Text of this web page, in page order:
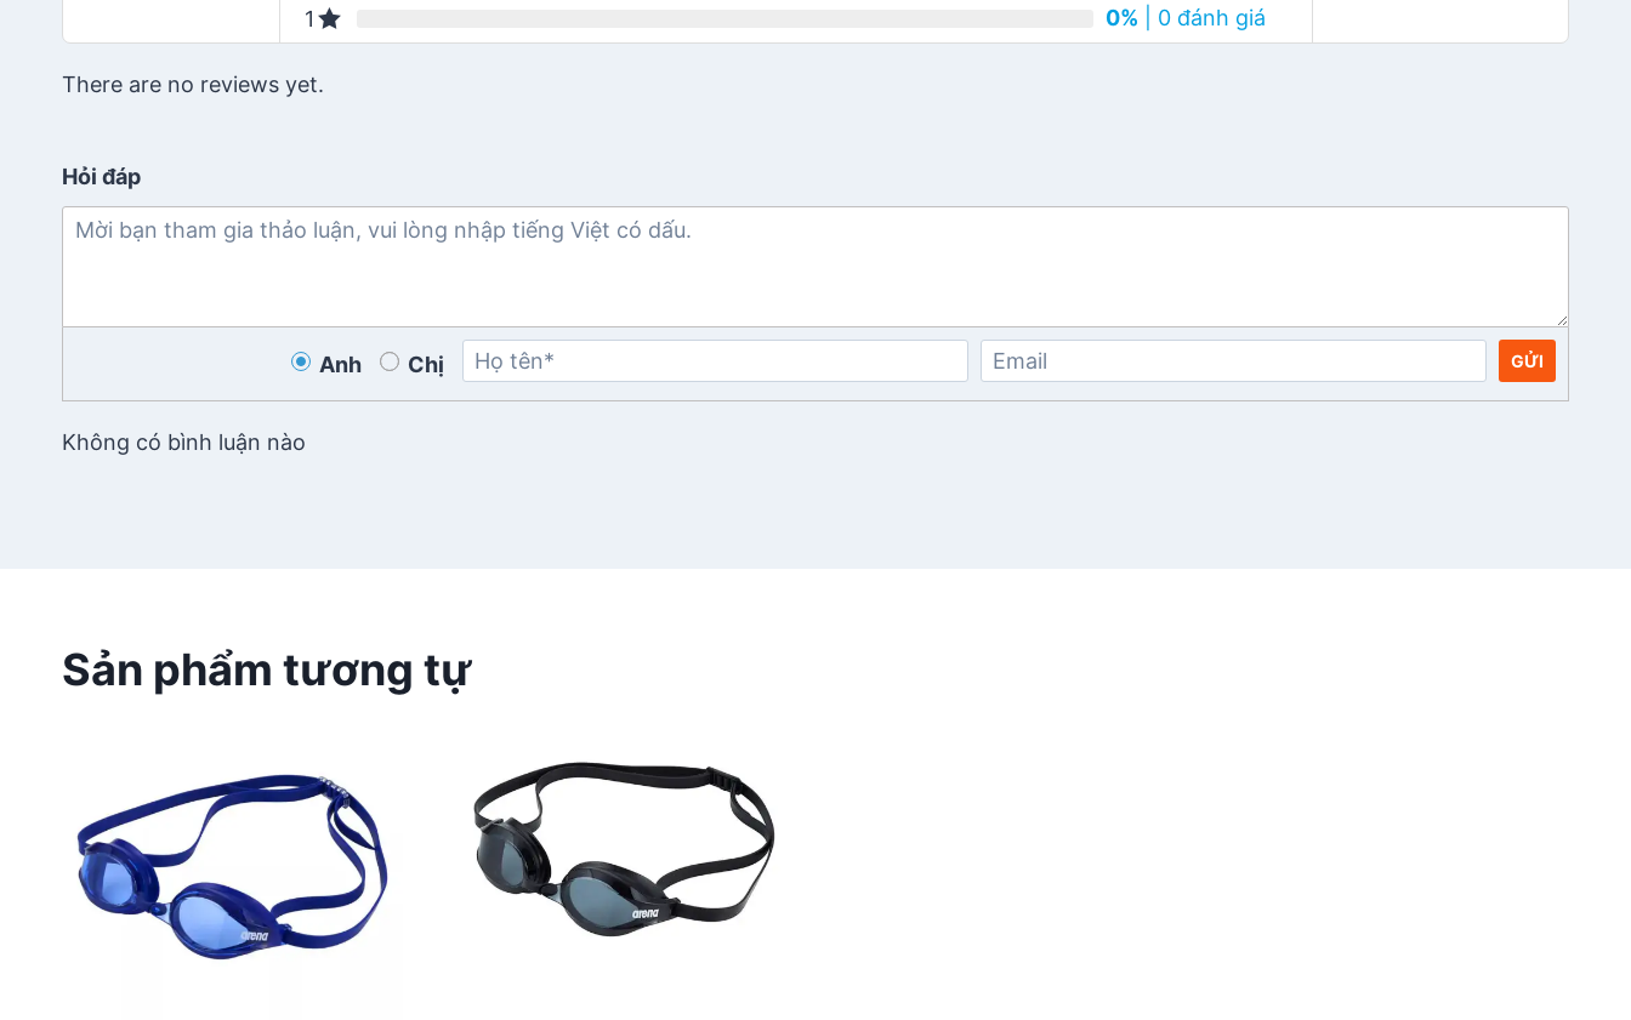
1
0% | 0 đánh giá
There are no reviews yet.
Hỏi đáp
Anh Chị GỬI
Không có bình luận nào
Sản phẩm tương tự